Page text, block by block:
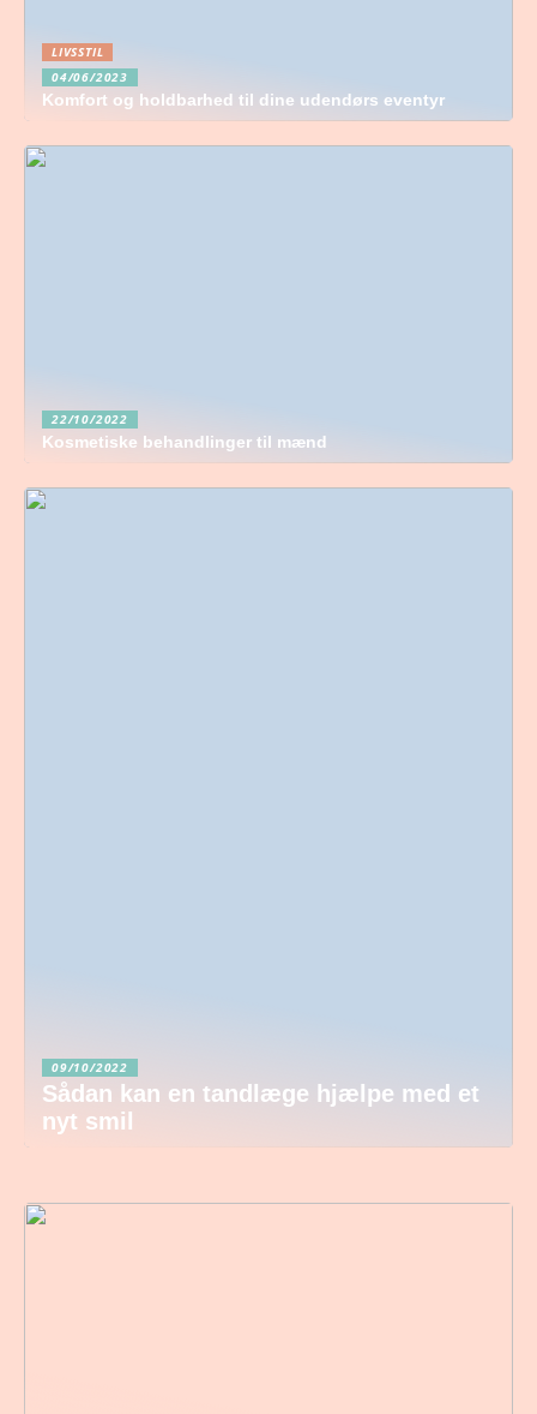
LIVSSTIL
04/06/2023
Komfort og holdbarhed til dine udendørs eventyr
22/10/2022
Kosmetiske behandlinger til mænd
09/10/2022
Sådan kan en tandlæge hjælpe med et
nyt smil